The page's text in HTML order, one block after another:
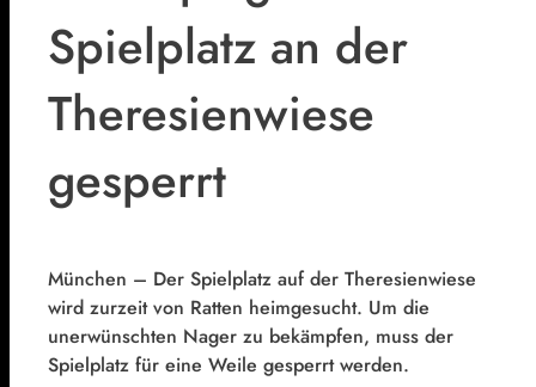
Spielplatz an der
Theresienwiese
gesperrt
München – Der Spielplatz auf der Theresienwiese
wird zurzeit von Ratten heimgesucht. Um die
unerwünschten Nager zu bekämpfen, muss der
Spielplatz für eine Weile gesperrt werden.